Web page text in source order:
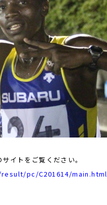
イトをご覧ください。
pc/C201614/main.html